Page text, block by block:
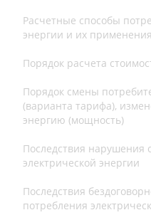
Расчетные способы
энергии и их применения
Порядок расчета
Порядок смены
(варианта тарифа),
энергию (мощность)
Последствия нарушения
электрической энергии
Последствия
потребления